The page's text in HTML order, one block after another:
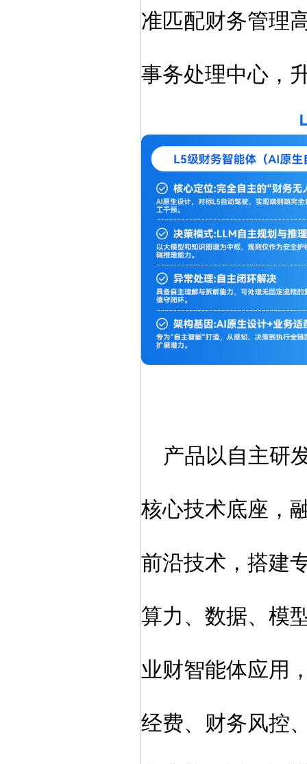
准匹配财务管理
事务处理中心，
产品以自主研
核心技术底座，
前沿技术，搭建
算力、数据、模
业财智能体应用
经费、财务风控